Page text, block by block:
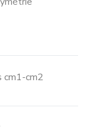
cm1-cm2